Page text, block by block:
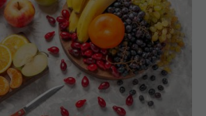
vrei să slăbești. Unele țin de
decât ai crede